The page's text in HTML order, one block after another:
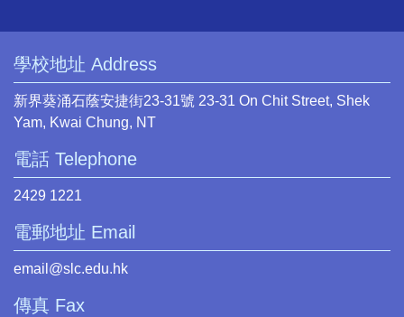
學校地址 Address
新界葵涌石蔭安捷街23-31號 23-31 On Chit Street, Shek
Yam, Kwai Chung, NT
電話 Telephone
2429 1221
電郵地址 Email
email@slc.edu.hk
傳真 Fax